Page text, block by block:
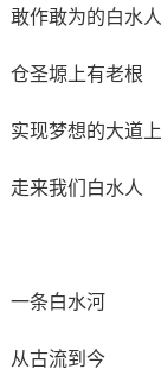
敢作敢为的白水人
仓圣塬上有老根
实现梦想的大道上
走来我们白水人
一条白水河
从古流到今